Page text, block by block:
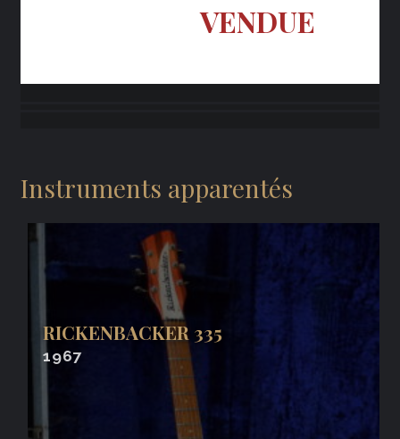
VENDUE
Instruments apparentés
RICKENBACKER 335
1967